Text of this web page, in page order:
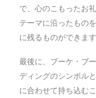
で、心のこもったお
テーマに沿ったもの
に残るものができます
最後に、ブーケ・ブ
ディングのシンボル
に合わせて持ち込む